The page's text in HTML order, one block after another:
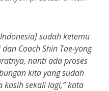
sudah ketemu
Coach Shin Tae-yong
nanti ada proses
kita yang sudah
sekali lagi,” kata